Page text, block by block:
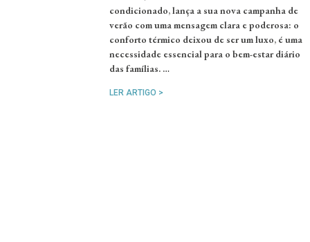
condicionado, lança a sua nova campanha de
verão com uma mensagem clara e poderosa: o
conforto térmico deixou de ser um luxo, é uma
necessidade essencial para o bem-estar diário
das famílias. …
LER ARTIGO >